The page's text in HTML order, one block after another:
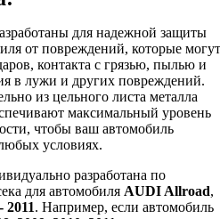
для надежной защиты
от повреждений, которые могут
контакта с грязью, пылью и
в лужи и других повреждений.
из цельного листа металла
максимальный уровень
чтобы ваш автомобиль
условиях.
разработана по
для автомобиля AUDI Allroad,
2011. Например, если автомобиль